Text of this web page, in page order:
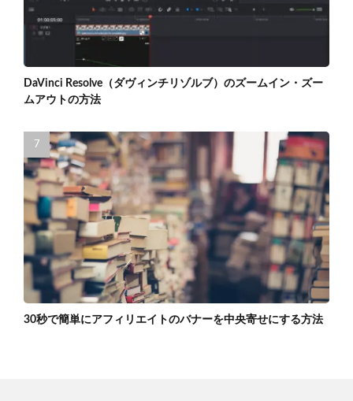
DaVinci Resolve（ダヴィンチリゾルブ）のズームイン・ズー
ムアウトの方法
30秒で簡単にアフィリエイトのバナーを中央寄せにする方法